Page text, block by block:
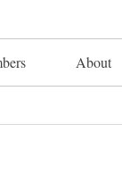
About